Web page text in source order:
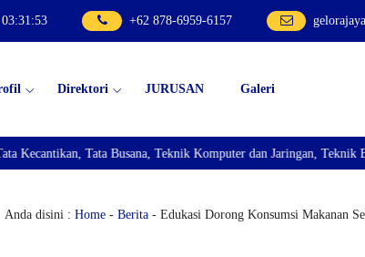
03:31:55 +62 878-6959-6157
Direktori JURUSAN Galeri
Teknik Komputer dan Jaringan, Teknik Bisnis Sepeda Motor,
Anda disini : Home- Berita- Edukasi Dorong Konsumsi Makanan